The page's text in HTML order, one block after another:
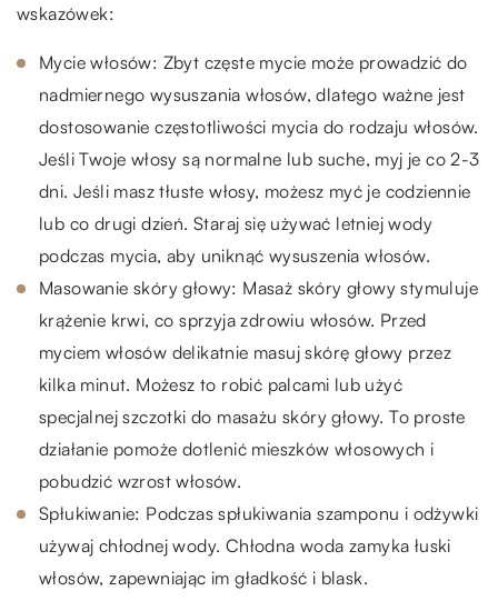
wskazówek:
Mycie włosów: Zbyt częste mycie może prowadzić do
nadmiernego wysuszania włosów, dlatego ważne jest
dostosowanie częstotliwości mycia do rodzaju włosów.
Jeśli Twoje włosy są normalne lub suche, myj je co 2-3
dni. Jeśli masz tłuste włosy, możesz myć je codziennie
lub co drugi dzień. Staraj się używać letniej wody
podczas mycia, aby uniknąć wysuszenia włosów.
Masowanie skóry głowy: Masaż skóry głowy stymuluje
krążenie krwi, co sprzyja zdrowiu włosów. Przed
myciem włosów delikatnie masuj skórę głowy przez
kilka minut. Możesz to robić palcami lub użyć
specjalnej szczotki do masażu skóry głowy. To proste
działanie pomoże dotlenić mieszków włosowych i
pobudzić wzrost włosów.
Spłukiwanie: Podczas spłukiwania szamponu i odżywki
używaj chłodnej wody. Chłodna woda zamyka łuski
włosów, zapewniając im gładkość i blask.